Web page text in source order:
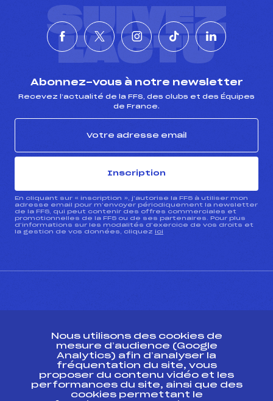
SUIVEZ
L'ACTU
Abonnez-vous à notre newsletter
Recevez l’actualité de la FFS, des clubs et des Équipes
de France.
Inscription
En cliquant sur « inscription », j’autorise la FFS à utiliser mon
adresse email pour m’envoyer périodiquement la newsletter
de la FFS, qui peut contenir des offres commerciales et
promotionnelles de la FFS ou de ses partenaires. Pour plus
d’informations sur les modalités d’exercice de vos droits et
la gestion de vos données, cliquez ici
Ressources
Pass’Neige
Nous utilisons des cookies de
mesure d’audience (Google
Analytics) afin d’analyser la
fréquentation du site, vous
proposer du contenu vidéo et les
performances du site, ainsi que des
cookies permettant le